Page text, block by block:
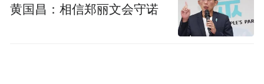
略的示范、促进北大开放办学的窗口、加快
黄国昌：相信郑丽文会守诺